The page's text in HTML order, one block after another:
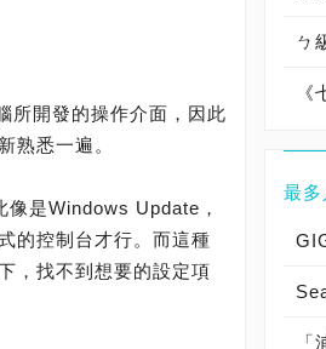
所開發的操作介面，因此
熟悉一遍。
是Windows Update，
的控制台才行。而這種
，找不到想要的設定項
最多